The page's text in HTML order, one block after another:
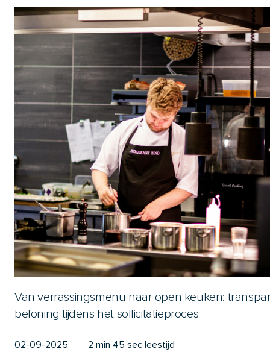
Van verrassingsmenu naar open keuken:
beloning tijdens het sollicitatieproces
02-09-2025 2 min 45 sec leestijd